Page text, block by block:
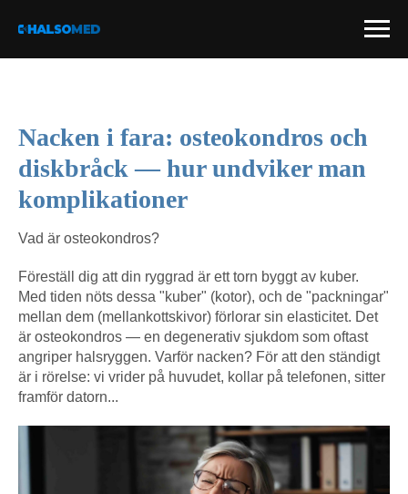
Nacken i fara: osteokondros och
diskbråck — hur undviker man
komplikationer
Vad är osteokondros?
Föreställ dig att din ryggrad är ett torn byggt av kuber.
Med tiden nöts dessa "kuber" (kotor), och de "packningar"
mellan dem (mellankottskivor) förlorar sin elasticitet. Det
är osteokondros — en degenerativ sjukdom som oftast
angriper halsryggen. Varför nacken? För att den ständigt
är i rörelse: vi vrider på huvudet, kollar på telefonen, sitter
framför datorn...